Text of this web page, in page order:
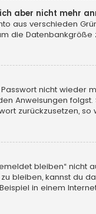
aber nicht mehr
aus verschieden
die
nicht
Anweisungen
zurückzusetzen,
bleiben“ nicht
bleiben, kannst du
in einem